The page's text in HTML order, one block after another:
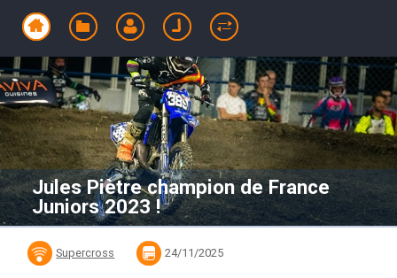
Jules Piètre champion de France
Juniors 2023 !
Supercross 24/11/2025